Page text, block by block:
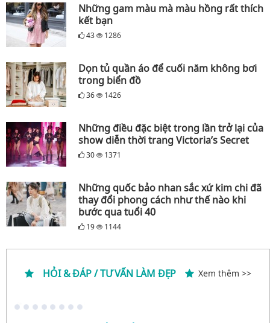
Những gam màu mà màu hồng rất thích
kết bạn
43 1286
Dọn tủ quần áo để cuối năm không bơi
trong biển đồ
36 1426
Những điều đặc biệt trong lần trở lại của
show diễn thời trang Victoria’s Secret
30 1371
Những quốc bảo nhan sắc xứ kim chi đã
thay đổi phong cách như thế nào khi
bước qua tuổi 40
19 1144
HỎI & ĐÁP / TƯ VẤN LÀM ĐẸP Xem thêm >>